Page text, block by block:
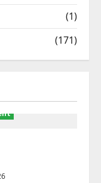
(1)
(171)